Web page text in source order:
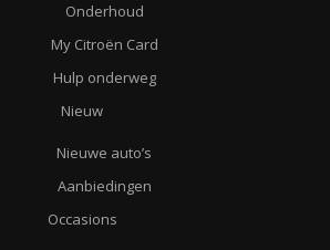
Onderhoud
My Citroën Card
Hulp onderweg
Nieuw
Nieuwe auto’s
Aanbiedingen
Occasions